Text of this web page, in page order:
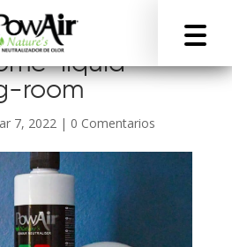
liquid-
room
7, 2022| 0 Comentarios